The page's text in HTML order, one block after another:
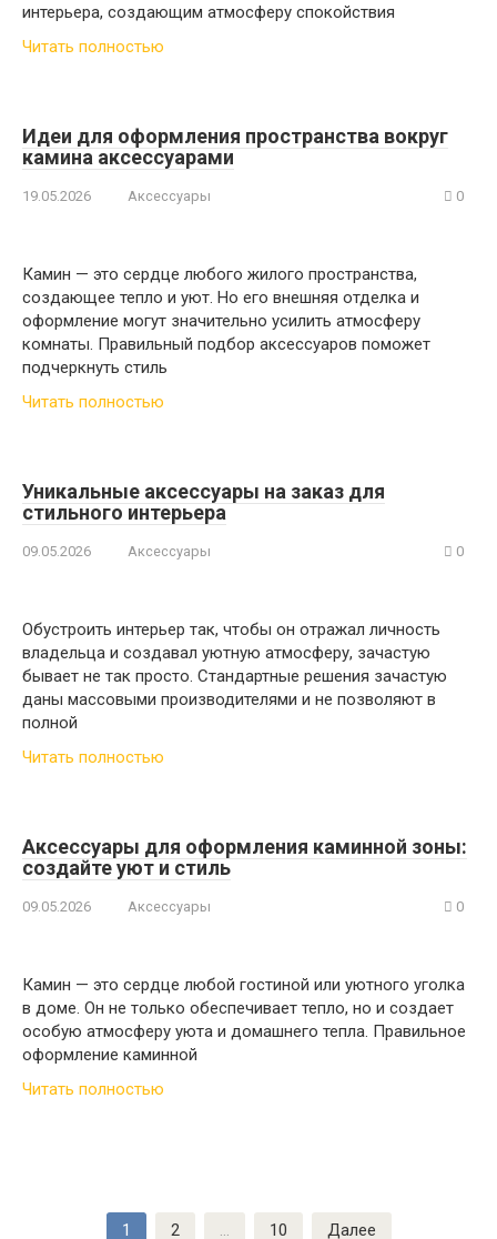
интерьера, создающим атмосферу спокойствия
Читать полностью
Идеи для оформления пространства вокруг
камина аксессуарами
19.05.2026 Аксессуары 0
Камин — это сердце любого жилого пространства,
создающее тепло и уют. Но его внешняя отделка и
оформление могут значительно усилить атмосферу
комнаты. Правильный подбор аксессуаров поможет
подчеркнуть стиль
Читать полностью
Уникальные аксессуары на заказ для
стильного интерьера
09.05.2026 Аксессуары 0
Обустроить интерьер так, чтобы он отражал личность
владельца и создавал уютную атмосферу, зачастую
бывает не так просто. Стандартные решения зачастую
даны массовыми производителями и не позволяют в
полной
Читать полностью
Аксессуары для оформления каминной зоны:
создайте уют и стиль
09.05.2026 Аксессуары 0
Камин — это сердце любой гостиной или уютного уголка
в доме. Он не только обеспечивает тепло, но и создает
особую атмосферу уюта и домашнего тепла. Правильное
оформление каминной
Читать полностью
1 2 … 10 Далее